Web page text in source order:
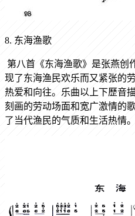
8. 东海渔歌
第八首《东海渔歌》是张燕创
现了东海渔民欢乐而又紧张的
热爱和向往。乐曲以上下歷音
刻画的劳动场面和宽广激情的
了当代渔民的气质和生活热情。